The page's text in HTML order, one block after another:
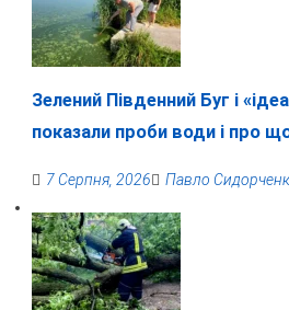
Зелений Південний Буг і
показали проби води і про
7 Серпня, 2026 Павло